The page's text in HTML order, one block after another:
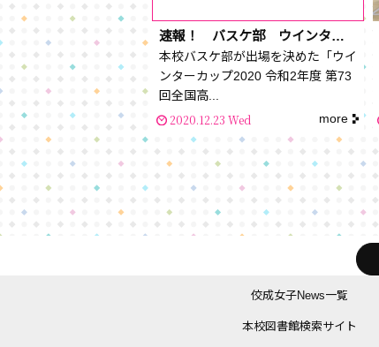
速報！ バスケ部 ウインターカップ1回戦突破！！
本校バスケ部が出場を決めた「ウイ
ンターカップ2020 令和2年度 第73
回全国高...
2020.12.23 Wed more
佼成女子News一覧
本校図書館検索サイト